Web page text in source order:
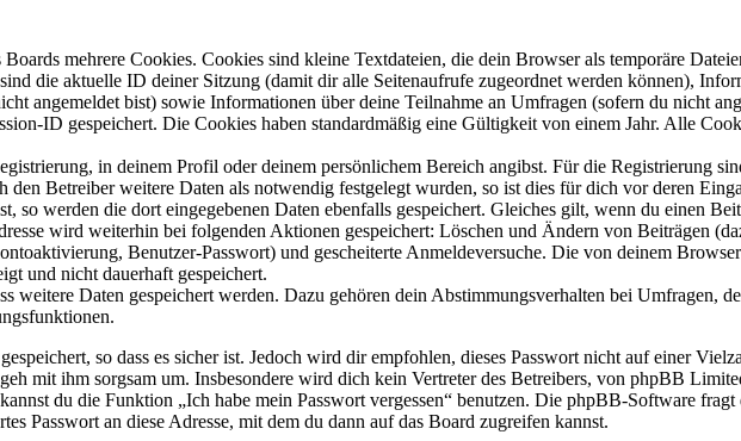
mehrere Cookies. Cookies sind kleine Textdateien, die dein Browser als temporäre
die aktuelle ID deiner Sitzung (damit dir alle Seitenaufrufe zugeordnet werden können),
angemeldet bist) sowie Informationen über deine Teilnahme an Umfragen (sofern du nicht
ID gespeichert. Die Cookies haben standardmäßig eine Gültigkeit von einem Jahr. Alle
in deinem Profil oder deinem persönlichem Bereich angibst. Für die Registrierung
Betreiber weitere Daten als notwendig festgelegt wurden, so ist dies für dich vor deren
so werden die dort eingegebenen Daten ebenfalls gespeichert. Gleiches gilt, wenn du einen
wird weiterhin bei folgenden Aktionen gespeichert: Löschen und Ändern von Beiträgen
Benutzer-Passwort) und gescheiterte Anmeldeversuche. Die von deinem
und nicht dauerhaft gespeichert.
weitere Daten gespeichert werden. Dazu gehören dein Abstimmungsverhalten bei Umfragen,
so dass es sicher ist. Jedoch wird dir empfohlen, dieses Passwort nicht auf einer
mit ihm sorgsam um. Insbesondere wird dich kein Vertreter des Betreibers, von phpBB
du die Funktion „Ich habe mein Passwort vergessen“ benutzen. Die phpBB-Software
Passwort an diese Adresse, mit dem du dann auf das Board zugreifen kannst.